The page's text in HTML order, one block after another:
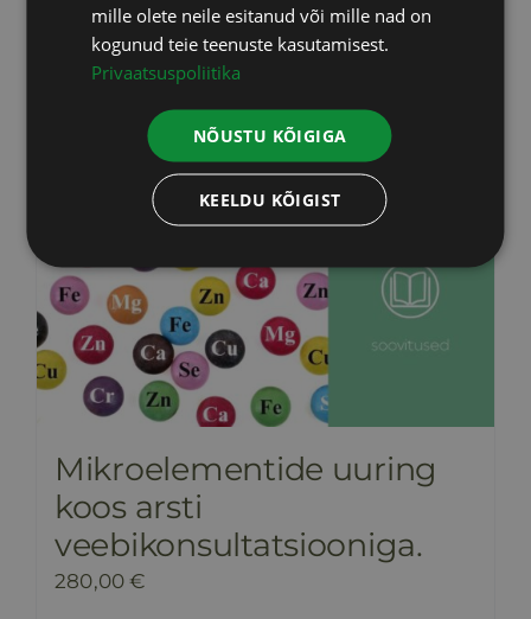
Mikroelementide uuring
koos arsti
veebikonsultatsiooniga.
280,00€
mille olete neile esitanud või mille nad on
kogunud teie teenuste kasutamisest.
Privaatsuspoliitika
NÕUSTU KÕIGIGA
KEELDU KÕIGIST